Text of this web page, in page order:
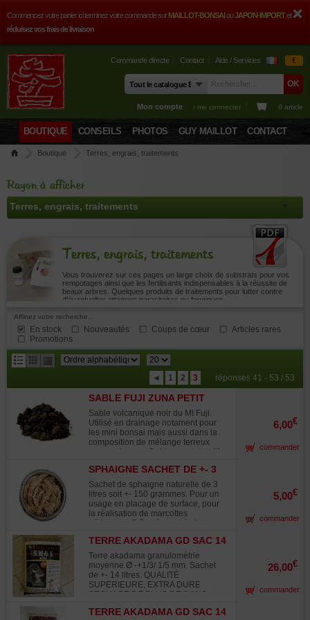
Commencez votre panier ici terminez votre commande surMAILLOT-BONSAIouJAPON-IMPORTet
réduisez vos frais de livraison
Commande directe Contact Aide / Services €
Mon compte › me connecter 0 article
BOUTIQUE CONSEILS PHOTOS GUY MAILLOT CONTACT
Boutique Terres, engrais, traitements
Rayon à afficher
Terres, engrais, traitements
Vous trouverez sur ces pages un large choix de substrats pour vos
rempotages ainsi que les fertilisants indispensables à la réussite de
beaux arbres. Quelques produits de traitements pour lutter contre
d'éventuelles attaques parasitaires ou fongiques.
Affinez votre recherche...
En stock Nouveautés Coups de cœur
Articles rares
Promotions
résultats
par
page
◄ 1 2 3 réponses 41 - 53 / 53
SABLE FUJI ZUNA PETIT
SACHET +- 2 LITRES.
Sable volcanique noir du Mt Fuji.
Utilisé en drainage notament pour
les mini bonsai mais aussi dans la
composition de mélange terreux
pour caduques. Poids approximatif
Utilisé aussi pour la présentation
des suiseki dans leur suiban.(voir
exemple de suiseki mis en scene en
photos).
6,00€
commander
SPHAIGNE SACHET DE +- 3
LITRES
Sachet de sphaigne naturelle de 3
litres soit +- 150 grammes. Pour un
usage en placage de surface, pour
la réalisation de marcottes
aériennes. Grâce à son très fort
sphaigne trouve de nombreux usage
dans la culture des bonsaï. De plus
elle aére le sol de vos cultures. Elle
s'utilise à raison de 10 à 20 pour
cent aussi bien avec de la terre
akadama qu'en adjonction à du
incorporée dans le mélange terreux
5,00€
commander
TERRE AKADAMA GD SAC 14
LITRES
Terre akadama granulométrie
moyenne Ø -+1/3/ 1/5 mm. Sachet
de +- 14 litres. QUALITÉ
SUPERIEURE, EXTRA DURE
SECHAGE DE PLUS DE 2 ANS.
kilos. Pour une utilisation pure ou
26,00€
commander
TERRE AKADAMA GD SAC 14